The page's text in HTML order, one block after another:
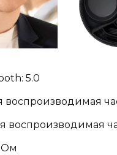
5.0
воспроизводимая
Ом